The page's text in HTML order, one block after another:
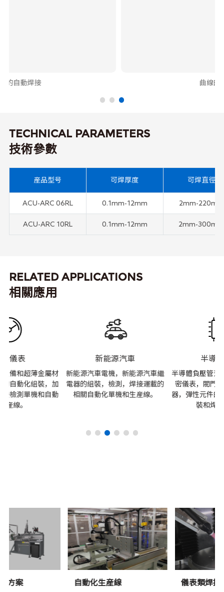
TECHNICAL PARAMETERS
技術參數
産品型号 可焊厚度 可焊直徑
ACU-ARC 06RL 0.1mm-12mm 2mm-220mm
ACU-ARC 10RL 0.1mm-12mm 2mm-300mm
RELATED APPLICATIONS
相關應用
新能源汽車電機，新能源汽車繼
電器的組裝，檢測，焊接運載的
相關自動化單機和生産線。
半導體負壓管道，特氣管道，精
密儀表，閥門，連接器，補償
器，彈性元件的自動化加工，組
儀表類焊接方案 軟管類焊接方案